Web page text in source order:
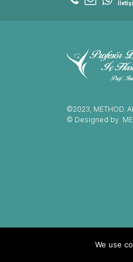
©2023, METHOD.
© Designed by
We use